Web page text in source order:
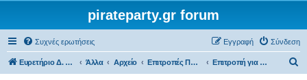
pirateparty.gr forum
Συχνές ερωτήσεις Σύνδεση
Εγγραφή
Ευρετήριο Δ. Συζήτησης Άλλα Αρχείο Επιτροπές Προγράμματος Επιτροπή για την Διατροφή, την Γεωργία και την Κτηνοτροφία